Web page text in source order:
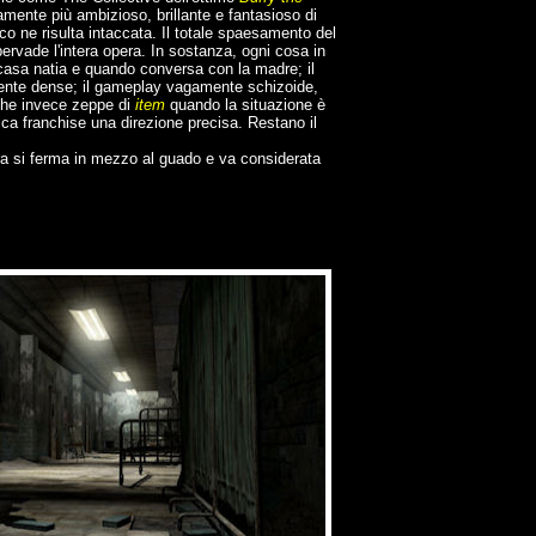
più ambizioso, brillante e fantasioso di
ne risulta intaccata. Il totale spaesamento del
l'intera opera. In sostanza, ogni cosa in
natia e quando conversa con la madre; il
dense; il gameplay vagamente schizoide,
invece zeppe di item quando la situazione è
franchise una direzione precisa. Restano il
si ferma in mezzo al guado e va considerata